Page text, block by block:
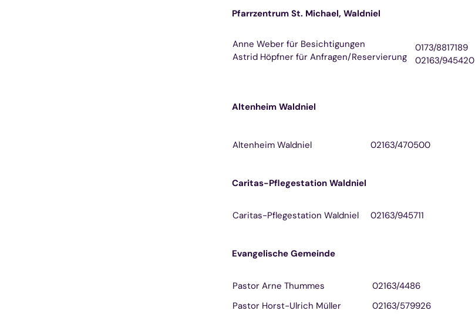
Pfarrzentrum St. Michael, Waldniel
Anne Weber für Besichtigungen
Astrid Höpfner für Anfragen/Reservierung
0173/8817189
02163/945420
Altenheim Waldniel
Altenheim Waldniel 02163/470500
Caritas-Pflegestation Waldniel
Caritas-Pflegestation Waldniel 02163/945711
Evangelische Gemeinde
Pastor Arne Thummes
02163/4486
Pastor Horst-Ulrich Müller
02163/579926